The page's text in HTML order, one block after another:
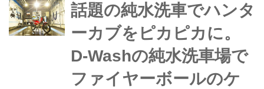
〈8BL-NC70〉」に対応したローダウ
ンリンクロッドがデイトナから発売に
なる。発売...
話題の純水洗車でハンタ
ーカブをピカピカに。
D-Washの純水洗車場で
ファイヤーボールのケ